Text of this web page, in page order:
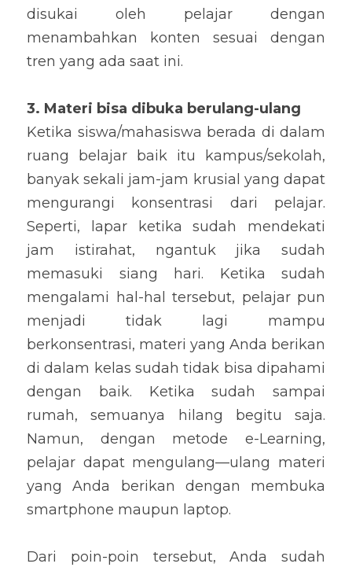
disukai oleh pelajar dengan
menambahkan konten sesuai dengan
tren yang ada saat ini.
3. Materi bisa dibuka berulang-ulang
Ketika siswa/mahasiswa berada di dalam
ruang belajar baik itu kampus/sekolah,
banyak sekali jam-jam krusial yang dapat
mengurangi konsentrasi dari pelajar.
Seperti, lapar ketika sudah mendekati
jam istirahat, ngantuk jika sudah
memasuki siang hari. Ketika sudah
mengalami hal-hal tersebut, pelajar pun
menjadi tidak lagi mampu
berkonsentrasi, materi yang Anda berikan
di dalam kelas sudah tidak bisa dipahami
dengan baik. Ketika sudah sampai
rumah, semuanya hilang begitu saja.
Namun, dengan metode e-Learning,
pelajar dapat mengulang—ulang materi
yang Anda berikan dengan membuka
smartphone maupun laptop.
Dari poin-poin tersebut, Anda sudah